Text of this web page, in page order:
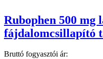
Rubophen 500 mg
fájdalomcsillapító
Bruttó fogyasztói ár: